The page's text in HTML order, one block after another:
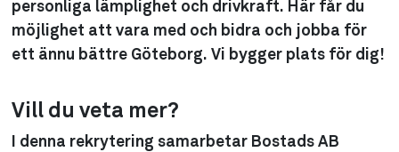
personliga lämplighet och drivkraft. Här får du
möjlighet att vara med och bidra och jobba för
ett ännu bättre Göteborg. Vi bygger plats för dig!
Vill du veta mer?
I denna rekrytering samarbetar Bostads AB